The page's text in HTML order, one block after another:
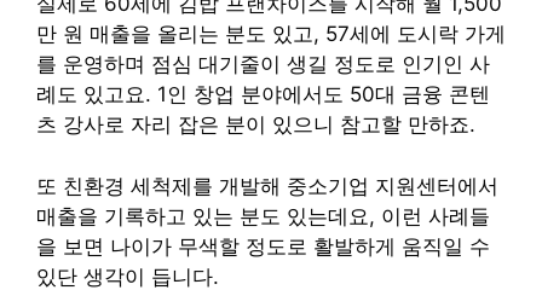
만 원 매출을 올리는 분도 있고, 57세에 도시락 가게
를 운영하며 점심 대기줄이 생길 정도로 인기인 사
례도 있고요. 1인 창업 분야에서도 50대 금융 콘텐
츠 강사로 자리 잡은 분이 있으니 참고할 만하죠.
또 친환경 세척제를 개발해 중소기업 지원센터에서
매출을 기록하고 있는 분도 있는데요, 이런 사례들
을 보면 나이가 무색할 정도로 활발하게 움직일 수
있단 생각이 듭니다.